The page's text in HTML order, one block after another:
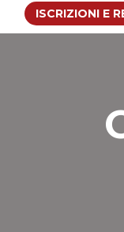
ISCRIZIONI E